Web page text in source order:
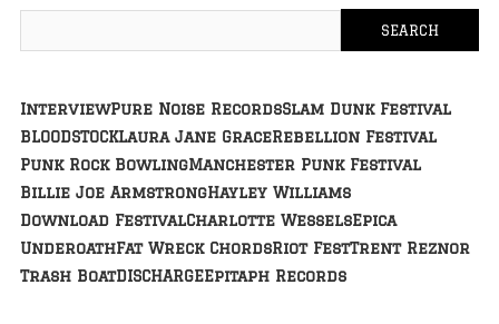
InterviewPure Noise RecordsSlam Dunk Festival
BLOODSTOCKLaura Jane GraceRebellion Festival
Punk Rock BowlingManchester Punk Festival
Billie Joe ArmstrongHayley Williams
Download FestivalCharlotte WesselsEpica
UnderoathFat Wreck ChordsRiot FestTrent Reznor
Trash BoatDISCHARGEEpitaph Records